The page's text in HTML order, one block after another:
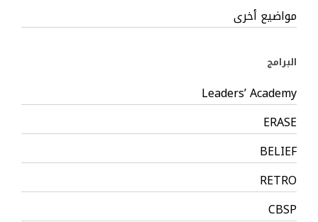
مواضيع أخرى
البرامج
Leaders’ Academy
ERASE
BELIEF
RETRO
CBSP